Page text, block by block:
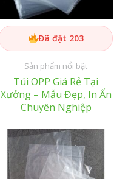
Đã đặt 203
Sản phẩm nổi bật
Túi OPP Giá Rẻ Tại
Xưởng – Mẫu Đẹp, In Ấn
Chuyên Nghiệp